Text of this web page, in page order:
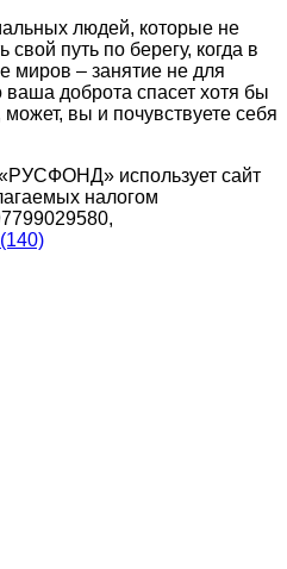
людей, которые не
путь по берегу, когда в
миров – занятие не для
доброта спасет хотя бы
может, вы и почувствуете себя
использует сайт
налогом
(140)